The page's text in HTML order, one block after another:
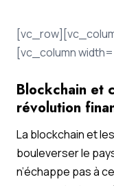
[vc_column
Blockchain et
révolution
La blockchain et
bouleverser le
n’échappe pas à